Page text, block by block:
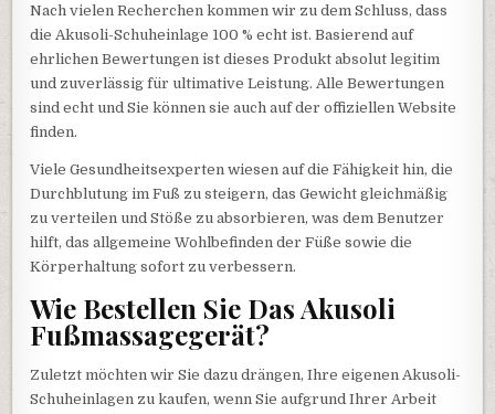
Nach vielen Recherchen kommen wir zu dem Schluss, dass
die Akusoli-Schuheinlage 100 % echt ist. Basierend auf
ehrlichen Bewertungen ist dieses Produkt absolut legitim
und zuverlässig für ultimative Leistung. Alle Bewertungen
sind echt und Sie können sie auch auf der offiziellen Website
finden.
Viele Gesundheitsexperten wiesen auf die Fähigkeit hin, die
Durchblutung im Fuß zu steigern, das Gewicht gleichmäßig
zu verteilen und Stöße zu absorbieren, was dem Benutzer
hilft, das allgemeine Wohlbefinden der Füße sowie die
Körperhaltung sofort zu verbessern.
Wie Bestellen Sie Das Akusoli
Fußmassagegerät?
Zuletzt möchten wir Sie dazu drängen, Ihre eigenen Akusoli-
Schuheinlagen zu kaufen, wenn Sie aufgrund Ihrer Arbeit